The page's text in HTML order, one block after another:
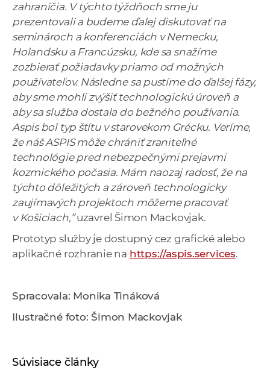
zahraničia. V týchto týždňoch sme ju
prezentovali a budeme ďalej diskutovať na
seminároch a konferenciách v Nemecku,
Holandsku a Francúzsku, kde sa snažíme
zozbierať požiadavky priamo od možných
používateľov. Následne sa pustíme do ďalšej fázy,
aby sme mohli zvýšiť technologickú úroveň a
aby sa služba dostala do bežného používania.
Aspis bol typ štítu v starovekom Grécku. Veríme,
že náš ASPIS môže chrániť zraniteľné
technológie pred nebezpečnými prejavmi
kozmického počasia. Mám naozaj radosť, že na
týchto dôležitých a zároveň technologicky
zaujímavých projektoch môžeme pracovať
v Košiciach,”uzavrel Šimon Mackovjak.
Prototyp služby je dostupný cez grafické alebo
aplikačné rozhranie na https://aspis.services.
Spracovala: Monika Tináková
Ilustračné foto: Šimon Mackovjak
Súvisiace články